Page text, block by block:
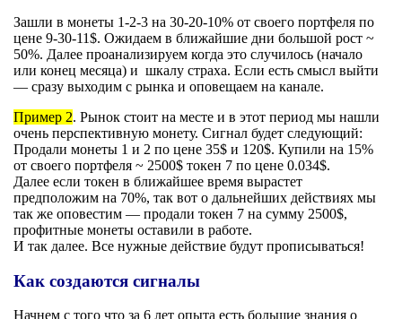
Зашли в монеты 1-2-3 на 30-20-10% от своего портфеля по
цене 9-30-11$. Ожидаем в ближайшие дни большой рост ~
50%. Далее проанализируем когда это случилось (начало
или конец месяца) и шкалу страха. Если есть смысл выйти
— сразу выходим с рынка и оповещаем на канале.
Пример 2. Рынок стоит на месте и в этот период мы нашли
очень перспективную монету. Сигнал будет следующий:
Продали монеты 1 и 2 по цене 35$ и 120$. Купили на 15%
от своего портфеля ~ 2500$ токен 7 по цене 0.034$.
Далее если токен в ближайшее время вырастет
предположим на 70%, так вот о дальнейших действиях мы
так же оповестим — продали токен 7 на сумму 2500$,
профитные монеты оставили в работе.
И так далее. Все нужные действие будут прописываться!
Как создаются сигналы
Начнем с того что за 6 лет опыта есть большие знания о